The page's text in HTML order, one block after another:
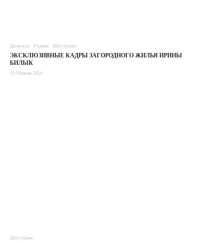
Дозвілля Родина Шоу-бізнес
ЭКСКЛЮЗИВНЫЕ КАДРЫ ЗАГОРОДНОГО ЖИЛЬЯ ИРИНЫ
БИЛЫК
15 Червня 2021
Шоу-бізнес